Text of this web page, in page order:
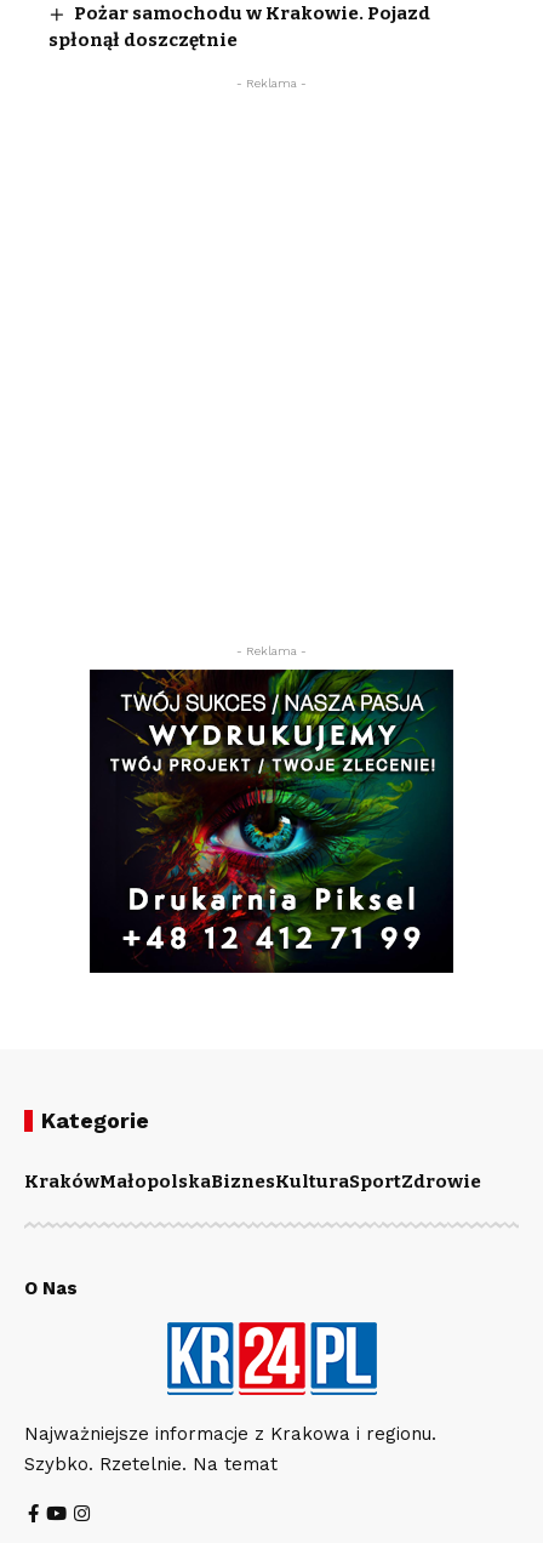
Pożar samochodu w Krakowie. Pojazd
spłonął doszczętnie
- Reklama -
- Reklama -
Kategorie
KrakówMałopolskaBiznesKulturaSportZdrowie
O Nas
Najważniejsze informacje z Krakowa i regionu.
Szybko. Rzetelnie. Na temat